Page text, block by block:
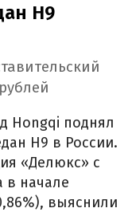
H9
Hongqi поднял
H9 в России.
«Делюкс» с
в начале
выяснили